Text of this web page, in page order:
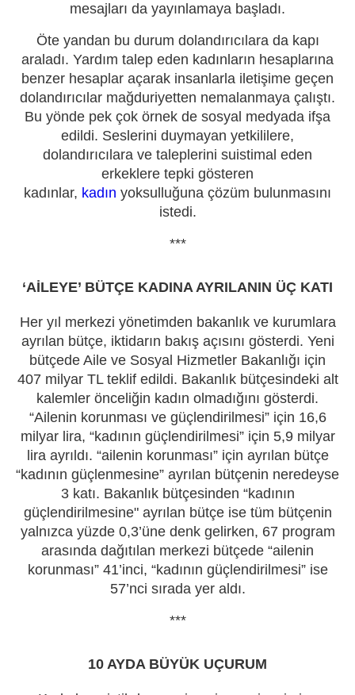
mesajları da yayınlamaya başladı.
Öte yandan bu durum dolandırıcılara da kapı
araladı. Yardım talep eden kadınların hesaplarına
benzer hesaplar açarak insanlarla iletişime geçen
dolandırıcılar mağduriyetten nemalanmaya çalıştı.
Bu yönde pek çok örnek de sosyal medyada ifşa
edildi. Seslerini duymayan yetkililere,
dolandırıcılara ve taleplerini suistimal eden
erkeklere tepki gösteren
kadınlar, kadın yoksulluğuna çözüm bulunmasını
istedi.
***
‘AİLEYE’ BÜTÇE KADINA AYRILANIN ÜÇ KATI
Her yıl merkezi yönetimden bakanlık ve kurumlara
ayrılan bütçe, iktidarın bakış açısını gösterdi. Yeni
bütçede Aile ve Sosyal Hizmetler Bakanlığı için
407 milyar TL teklif edildi. Bakanlık bütçesindeki alt
kalemler önceliğin kadın olmadığını gösterdi.
“Ailenin korunması ve güçlendirilmesi” için 16,6
milyar lira, “kadının güçlendirilmesi” için 5,9 milyar
lira ayrıldı. “ailenin korunması” için ayrılan bütçe
“kadının güçlenmesine” ayrılan bütçenin neredeyse
3 katı. Bakanlık bütçesinden “kadının
güçlendirilmesine" ayrılan bütçe ise tüm bütçenin
yalnızca yüzde 0,3’üne denk gelirken, 67 program
arasında dağıtılan merkezi bütçede “ailenin
korunması” 41’inci, “kadının güçlendirilmesi” ise
57’nci sırada yer aldı.
***
10 AYDA BÜYÜK UÇURUM